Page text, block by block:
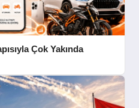
Çok Yakında